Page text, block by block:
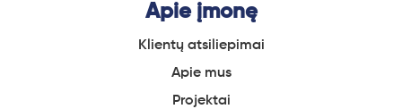
Apie įmonę
Klientų atsiliepimai
Apiemus
Projektai